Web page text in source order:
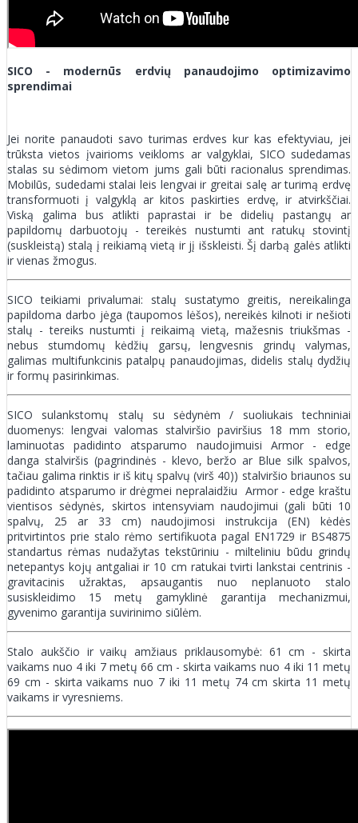
SICO - modernūs erdvių panaudojimo optimizavimo
sprendimai
Jei norite panaudoti savo turimas erdves kur kas efektyviau, jei
trūksta vietos įvairioms veikloms ar valgyklai, SICO sudedamas
stalas su sėdimom vietom jums gali būti racionalus sprendimas.
Mobilūs, sudedami stalai leis lengvai ir greitai salę ar turimą erdvę
transformuoti į valgyklą ar kitos paskirties erdvę, ir atvirkščiai.
Viską galima bus atlikti paprastai ir be didelių pastangų ar
papildomų darbuotojų - tereikės nustumti ant ratukų stovintį
(suskleistą) stalą į reikiamą vietą ir jį išskleisti. Šį darbą galės atlikti
ir vienas žmogus.
SICO teikiami privalumai: stalų sustatymo greitis, nereikalinga
papildoma darbo jėga (taupomos lėšos), nereikės kilnoti ir nešioti
stalų - tereiks nustumti į reikaimą vietą, mažesnis triukšmas -
nebus stumdomų kėdžių garsų, lengvesnis grindų valymas,
galimas multifunkcinis patalpų panaudojimas, didelis stalų dydžių
ir formų pasirinkimas.
SICO sulankstomų stalų su sėdynėm / suoliukais techniniai
duomenys: lengvai valomas stalviršio paviršius 18 mm storio,
laminuotas padidinto atsparumo naudojimuisi Armor - edge
danga stalviršis (pagrindinės - klevo, beržo ar Blue silk spalvos,
tačiau galima rinktis ir iš kitų spalvų (virš 40)) stalviršio briaunos su
padidinto atsparumo ir drėgmei nepralaidžiu Armor - edge kraštu
vientisos sėdynės, skirtos intensyviam naudojimui (gali būti 10
spalvų, 25 ar 33 cm) naudojimosi instrukcija (EN) kėdės
pritvirtintos prie stalo rėmo sertifikuota pagal EN1729 ir BS4875
standartus rėmas nudažytas tekstūriniu - milteliniu būdu grindų
netepantys kojų antgaliai ir 10 cm ratukai tvirti lankstai centrinis -
gravitacinis užraktas, apsaugantis nuo neplanuoto stalo
susiskleidimo 15 metų gamyklinė garantija mechanizmui,
gyvenimo garantija suvirinimo siūlėm.
Stalo aukščio ir vaikų amžiaus priklausomybė: 61 cm - skirta
vaikams nuo 4 iki 7 metų 66 cm - skirta vaikams nuo 4 iki 11 metų
69 cm - skirta vaikams nuo 7 iki 11 metų 74 cm skirta 11 metų
vaikams ir vyresniems.